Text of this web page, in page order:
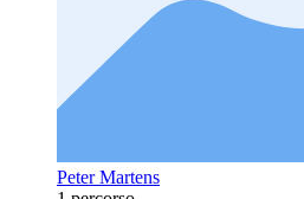
Peter Martens